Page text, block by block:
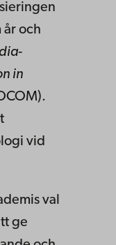
år och
in
vid
val
ge